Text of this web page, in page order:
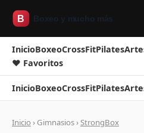
InicioBoxeoCrossFitPilates
❤ Favoritos
InicioBoxeoCrossFitPilates
Inicio › Gimnasios ›StrongBox